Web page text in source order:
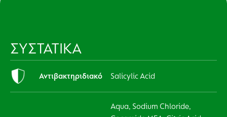
ΣΥΣΤΑΤΙΚΑ
Αντιβακτηριδιακό Salicylic Acid
Aqua, Sodium Chloride,